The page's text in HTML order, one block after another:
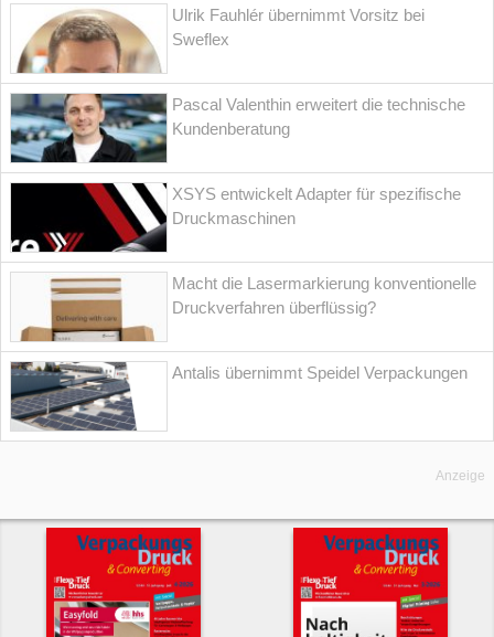
Ulrik Fauhlér übernimmt Vorsitz bei
Sweflex
Pascal Valenthin erweitert die technische
Kundenberatung
XSYS entwickelt Adapter für spezifische
Druckmaschinen
Macht die Lasermarkierung konventionelle
Druckverfahren überflüssig?
Antalis übernimmt Speidel Verpackungen
Anzeige